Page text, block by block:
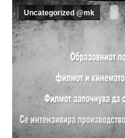
Uncategorized @mk